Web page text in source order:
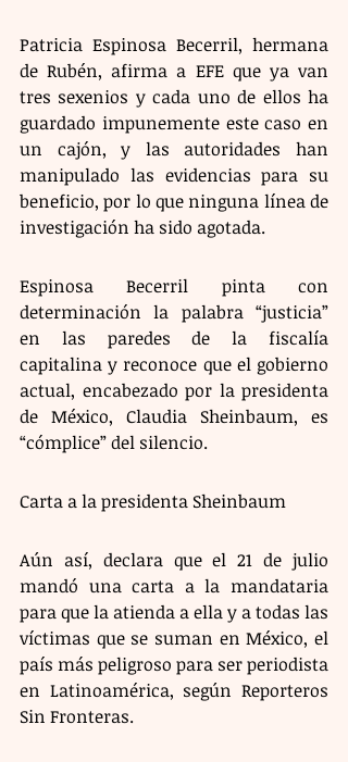
Patricia Espinosa Becerril, hermana
de Rubén, afirma a EFE que ya van
tres sexenios y cada uno de ellos ha
guardado impunemente este caso en
un cajón, y las autoridades han
manipulado las evidencias para su
beneficio, por lo que ninguna línea de
investigación ha sido agotada.
Espinosa Becerril pinta con
determinación la palabra “justicia”
en las paredes de la fiscalía
capitalina y reconoce que el gobierno
actual, encabezado por la presidenta
de México, Claudia Sheinbaum, es
“cómplice” del silencio.
Carta a la presidenta Sheinbaum
Aún así, declara que el 21 de julio
mandó una carta a la mandataria
para que la atienda a ella y a todas las
víctimas que se suman en México, el
país más peligroso para ser periodista
en Latinoamérica, según Reporteros
Sin Fronteras.